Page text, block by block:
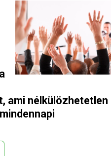
ami nélkülözhetetlen